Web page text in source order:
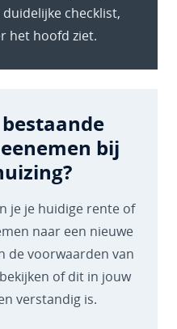
duidelijke checklist,
het hoofd ziet.
bij
je je huidige rente of
naar een nieuwe
de voorwaarden van
of dit in jouw
verstandig is.